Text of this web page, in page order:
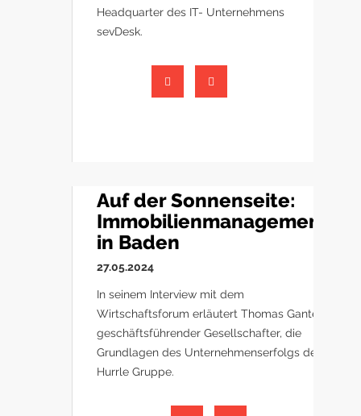
Headquarter des IT- Unternehmens
sevDesk.
Auf der Sonnenseite:
Immobilienmanagement
in Baden
27.05.2024
In seinem Interview mit dem
Wirtschaftsforum erläutert Thomas Ganter,
geschäftsführender Gesellschafter, die
Grundlagen des Unternehmenserfolgs der
Hurrle Gruppe.